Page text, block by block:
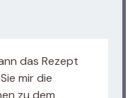
das Rezept
mir die
zu dem